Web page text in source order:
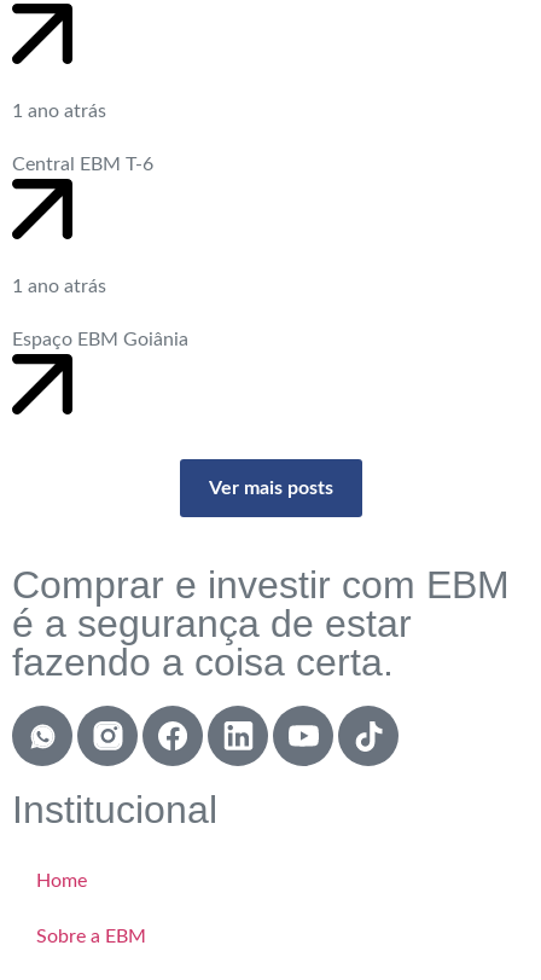
1 ano atrás
Central EBM T-6
1 ano atrás
Espaço EBM Goiânia
Ver mais posts
Comprar e investir com EBM
é a segurança de estar
fazendo a coisa certa.
Institucional
Home
Sobre a EBM